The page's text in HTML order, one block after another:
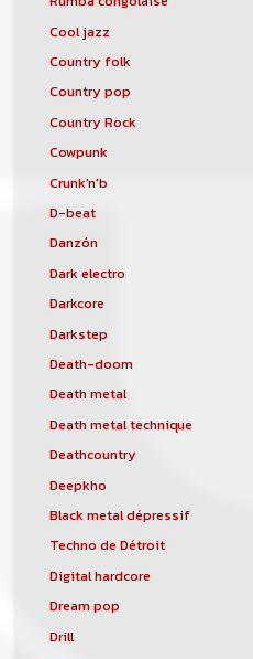
Cool jazz
Country folk
Country pop
Country Rock
Cowpunk
Crunk'n'b
D-beat
Danzón
Dark electro
Darkcore
Darkstep
Death-doom
Death metal
Death metal technique
Deathcountry
Deepkho
Black metal dépressif
Techno de Détroit
Digital hardcore
Dream pop
Drill